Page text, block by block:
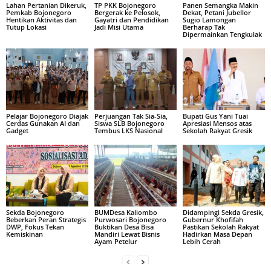
Lahan Pertanian Dikeruk,
Pemkab Bojonegoro
Hentikan Aktivitas dan
Tutup Lokasi
TP PKK Bojonegoro
Bergerak ke Pelosok,
Gayatri dan Pendidikan
Jadi Misi Utama
Panen Semangka Makin
Dekat, Petani Jubellor
Sugio Lamongan
Berharap Tak
Dipermainkan Tengkulak
Pelajar Bojonegoro Diajak
Cerdas Gunakan AI dan
Gadget
Perjuangan Tak Sia-Sia,
Siswa SLB Bojonegoro
Tembus LKS Nasional
Bupati Gus Yani Tuai
Apresiasi Mensos atas
Sekolah Rakyat Gresik
Sekda Bojonegoro
Beberkan Peran Strategis
DWP, Fokus Tekan
Kemiskinan
BUMDesa Kaliombo
Purwosari Bojonegoro
Buktikan Desa Bisa
Mandiri Lewat Bisnis
Ayam Petelur
Didampingi Sekda Gresik,
Gubernur Khofifah
Pastikan Sekolah Rakyat
Hadirkan Masa Depan
Lebih Cerah